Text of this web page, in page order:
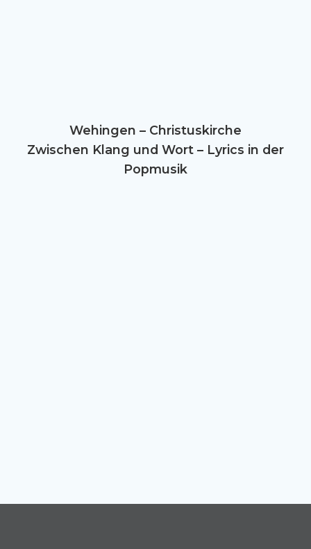
Wehingen – Christuskirche
Zwischen Klang und Wort – Lyrics in der
Popmusik